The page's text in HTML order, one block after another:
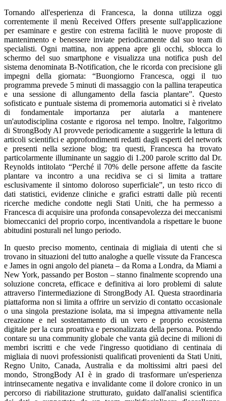
Tornando all'esperienza di Francesca, la donna utilizza oggi
correntemente il menù Received Offers presente sull'applicazione
per esaminare e gestire con estrema facilità le nuove proposte di
mantenimento e benessere inviate periodicamente dal suo team di
specialisti. Ogni mattina, non appena apre gli occhi, sblocca lo
schermo del suo smartphone e visualizza una notifica push del
sistema denominata B-Notification, che le ricorda con precisione gli
impegni della giornata: “Buongiorno Francesca, oggi il tuo
programma prevede 5 minuti di massaggio con la pallina terapeutica
e una sessione di allungamento della fascia plantare”. Questo
sofisticato e puntuale sistema di promemoria automatici si è rivelato
di fondamentale importanza per aiutarla a mantenere
un'autodisciplina costante e rigorosa nel tempo. Inoltre, l'algoritmo
di StrongBody AI provvede periodicamente a suggerirle la lettura di
articoli scientifici e approfondimenti redatti dagli esperti del network
e presenti nella sezione blog; tra questi, Francesca ha trovato
particolarmente illuminante un saggio di 1.200 parole scritto dal Dr.
Reynolds intitolato “Perché il 70% delle persone affette da fascite
plantare va incontro a una recidiva se ci si limita a trattare
esclusivamente il sintomo doloroso superficiale”, un testo ricco di
dati statistici, evidenze cliniche e grafici estratti dalle più recenti
ricerche mediche condotte negli Stati Uniti, che ha permesso a
Francesca di acquisire una profonda consapevolezza dei meccanismi
biomeccanici del proprio corpo, incentivandola a rispettare le buone
abitudini posturali nel lungo periodo.
In questo preciso momento, centinaia di migliaia di utenti che si
trovano in situazioni del tutto analoghe a quelle vissute da Francesca
e James in ogni angolo del pianeta – da Roma a Londra, da Miami a
New York, passando per Boston – stanno finalmente scoprendo una
soluzione concreta, efficace e definitiva ai loro problemi di salute
attraverso l'intermediazione di StrongBody AI. Questa straordinaria
piattaforma non si limita a offrire un servizio di contatto occasionale
o una singola prestazione isolata, ma si impegna attivamente nella
creazione e nel sostentamento di un vero e proprio ecosistema
digitale per la cura proattiva e personalizzata della persona. Potendo
contare su una community globale che vanta già decine di milioni di
membri iscritti e che vede l'ingresso quotidiano di centinaia di
migliaia di nuovi professionisti qualificati provenienti da Stati Uniti,
Regno Unito, Canada, Australia e da moltissimi altri paesi del
mondo, StrongBody AI è in grado di trasformare un'esperienza
intrinsecamente negativa e invalidante come il dolore cronico in un
percorso di riabilitazione strutturato, guidato dall'analisi scientifica